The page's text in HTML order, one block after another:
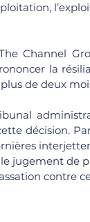
la
de deux
décision.
jugement de
contre